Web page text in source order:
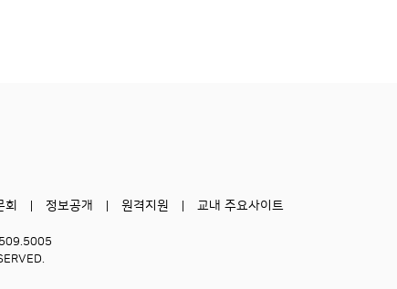
회 정보공개 원격지원 교내 주요사이트